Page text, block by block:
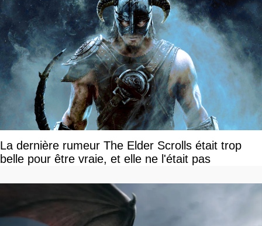
La dernière rumeur The Elder Scrolls était trop
belle pour être vraie, et elle ne l'était pas